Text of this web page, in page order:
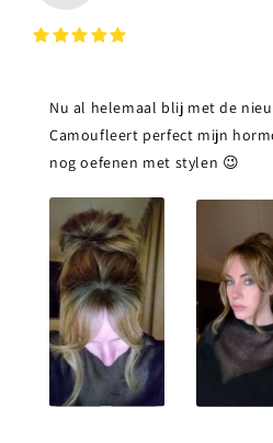
Nu al helemaal blij met de
Camoufleert perfect mijn
nog oefenen met stylen 😉